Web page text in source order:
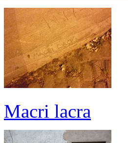
Macri lacra